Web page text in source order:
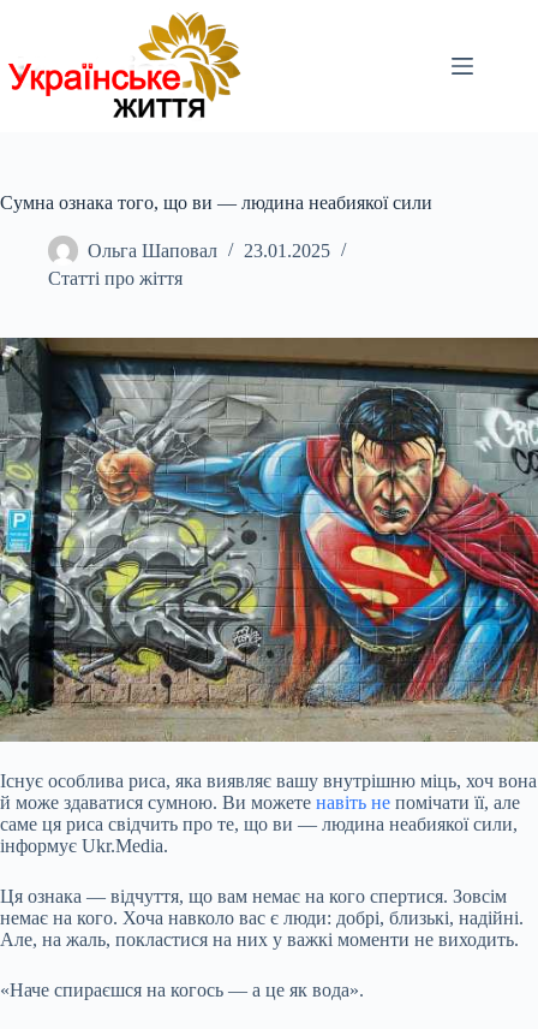
Сумна ознака того, що ви — людина неабиякої сили
Ольга Шаповал
23.01.2025
Статті про жіття
Існує особлива риса, яка виявляє вашу внутрішню міць, хоч вона
й може здаватися сумною. Ви можете навіть не помічати її, але
саме ця риса свідчить про те, що ви — людина неабиякої сили,
інформує Ukr.Media.
Ця ознака — відчуття, що вам немає на кого спертися. Зовсім
немає на кого. Хоча навколо вас є люди: добрі, близькі, надійні.
Але, на жаль, покластися на них у важкі моменти не виходить.
«Наче спираєшся на когось — а це як вода».